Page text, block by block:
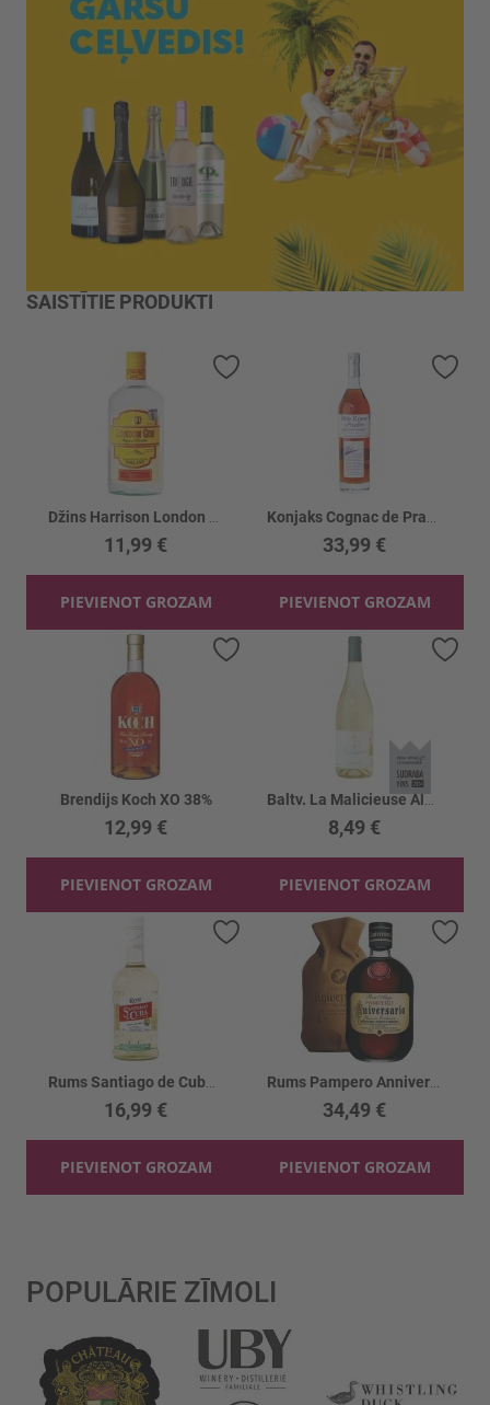
SAISTĪTIE PRODUKTI
11,99 €
PIEVIENOT GROZAM
33,99 €
PIEVIENOT GROZAM
Brendijs Koch XO 38%
12,99 €
PIEVIENOT GROZAM
8,49 €
PIEVIENOT GROZAM
16,99 €
PIEVIENOT GROZAM
Pievienot vēlmju sarakstam
34,49 €
PIEVIENOT GROZAM
POPULĀRIE ZĪMOLI